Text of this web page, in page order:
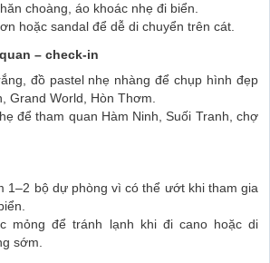
choàng, áo khoác nhẹ đi biển.
hoặc sandal để dễ di chuyển trên cát.
– check-in
đồ pastel nhẹ nhàng để chụp hình đẹp
Grand World, Hòn Thơm.
để tham quan Hàm Ninh, Suối Tranh, chợ
1–2 bộ dự phòng vì có thể ướt khi tham gia
mỏng để tránh lạnh khi đi cano hoặc di
sớm.